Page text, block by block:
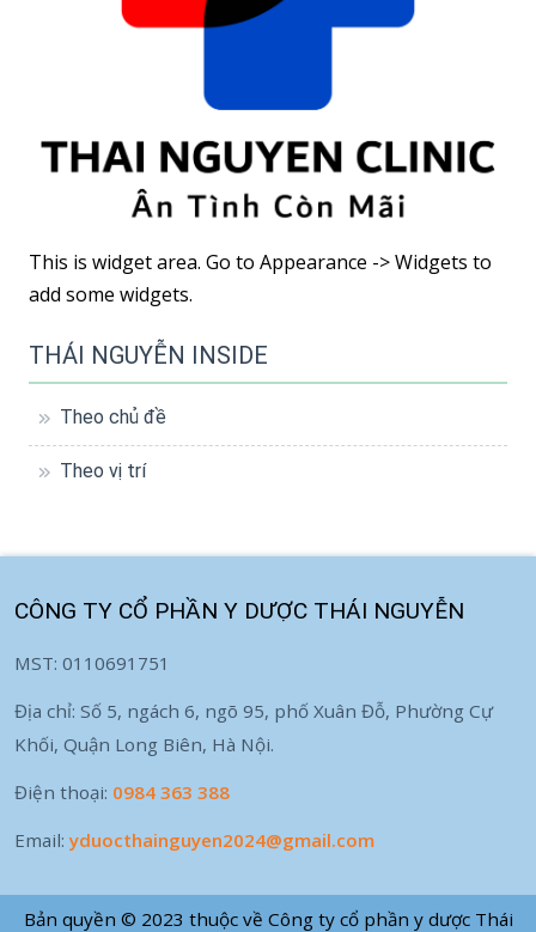
This is widget area. Go to Appearance -> Widgets to
add some widgets.
THÁI NGUYỄN INSIDE
Theo chủ đề
Theo vị trí
CÔNG TY CỔ PHẦN Y DƯỢC THÁI NGUYỄN
MST: 0110691751
Địa chỉ: Số 5, ngách 6, ngõ 95, phố Xuân Đỗ, Phường Cự
Khối, Quận Long Biên, Hà Nội.
Điện thoại: 0984 363 388
Email:yduocthainguyen2024@gmail.com
Bản quyền © 2023 thuộc về Công ty cổ phần y dược Thái